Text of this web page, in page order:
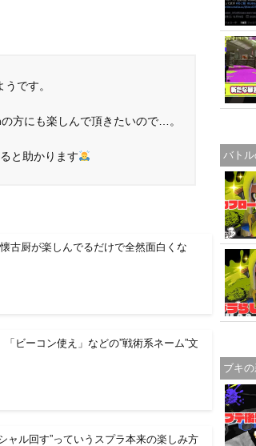
です。
方にも楽しんで頂きたいので…。
と助かります
古厨が楽しんでるだけで全然面白くな
ビーコン使え」などの”戦術系ネーム”文
ャル回す”っていうスプラ本来の楽しみ方
バト
ブキ